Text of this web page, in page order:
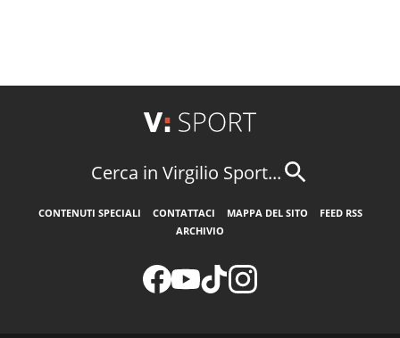
Cerca in Virgilio Sport...
CONTENUTI SPECIALI CONTATTACI MAPPA DEL SITO
FEED RSS
ARCHIVIO